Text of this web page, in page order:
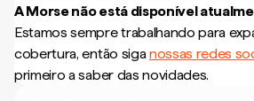
A Morse não está disponível
Estamos sempre trabalhando para
cobertura, então siganossas redes
primeiro a saber das novidades.